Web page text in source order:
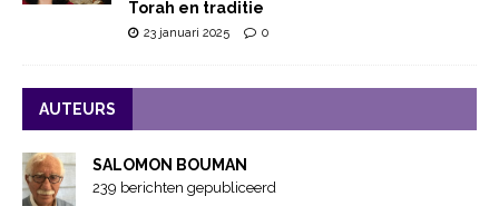
Torah en traditie
23 januari 2025 0
AUTEURS
SALOMON BOUMAN
239 berichten gepubliceerd